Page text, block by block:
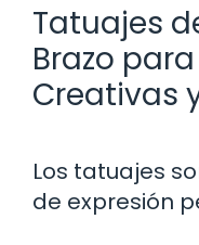
Tatuajes
Brazo
Creativas
Los tatuajes
de expresión